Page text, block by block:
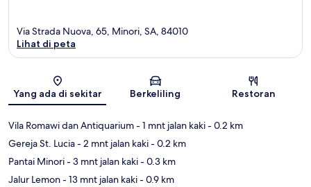
Peta
Via Strada Nuova, 65, Minori, SA, 84010
Lihat di peta
Yang ada di sekitar Berkeliling Restoran
Vila Romawi dan Antiquarium- 1 mnt jalan kaki- 0.2 km
Gereja St. Lucia- 2 mnt jalan kaki- 0.2 km
Pantai Minori- 3 mnt jalan kaki- 0.3 km
Jalur Lemon- 13 mnt jalan kaki- 0.9 km